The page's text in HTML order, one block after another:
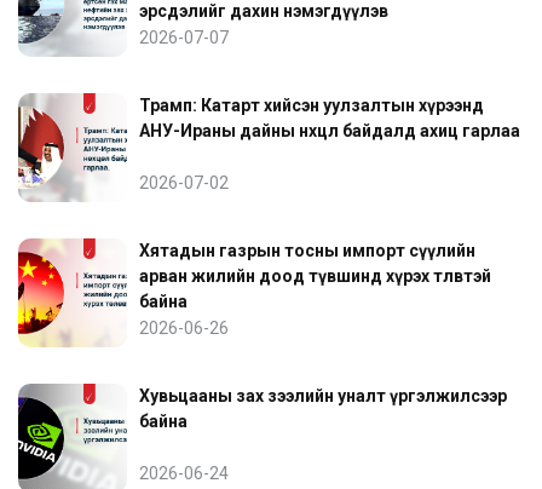
эрсдэлийг дахин нэмэгдүүлэв
2026-07-07
Трамп: Катарт хийсэн уулзалтын хүрээнд
АНУ-Ираны дайны нөхцөл байдалд ахиц гарлаа
2026-07-02
Хятадын газрын тосны импорт сүүлийн
арван жилийн доод түвшинд хүрэх төлөвтэй
байна
2026-06-26
Хувьцааны зах зээлийн уналт үргэлжилсээр
байна
2026-06-24